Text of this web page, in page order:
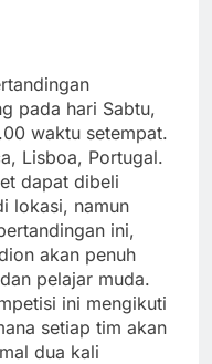
pada hari Sabtu,
waktu setempat.
Lisboa, Portugal.
dapat dibeli
lokasi, namun
ini,
akan penuh
pelajar muda.
ini mengikuti
setiap tim akan
dua kali